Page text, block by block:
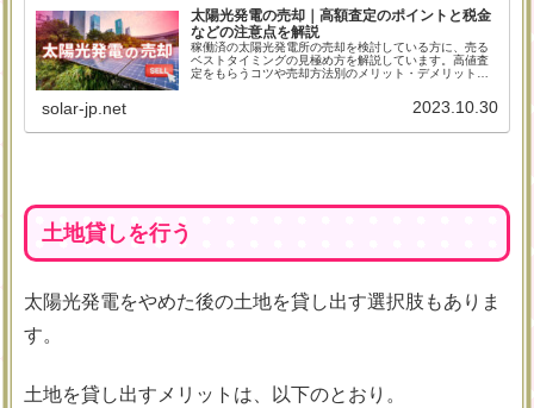
太陽光発電の売却｜高額査定のポイントと税金
などの注意点を解説
稼働済の太陽光発電所の売却を検討している方に、売る
ベストタイミングの見極め方を解説しています。高値査
定をもらうコツや売却方法別のメリット・デメリット、
ので、今は売る気がない方でも将来に役立つ情報が掲載
solar-jp.net 2023.10.30
土地貸しを行う
太陽光発電をやめた後の土地を貸し出す選択肢もありま
す。
土地を貸し出すメリットは、以下のとおり。